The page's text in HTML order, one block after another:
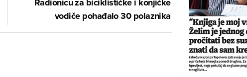
Radionicu za biciklističke i konjičke
vodiče pohađalo 30 polaznika